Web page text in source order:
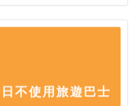
不使用旅遊巴士